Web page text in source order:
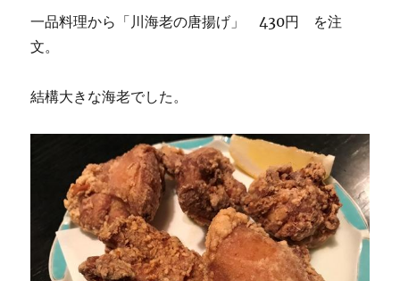
一品料理から「川海老の唐揚げ」 430円 を注
文。
結構大きな海老でした。